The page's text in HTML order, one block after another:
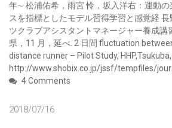
年∼ 松浦佑希，雨宮 怜，坂入洋右：運動
スを指標としたモデル習得学習と感覚経
ツクラブアシスタントマネージャー養成講
県，11 月，延べ. 2 日間 fluctuation
distance runner – Pilot Study,
http://www.shobix.co.jp/jssf/tempfiles/
4 Comments
2018/07/16